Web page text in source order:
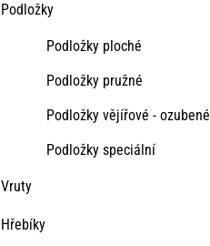
Podložky
Podložky ploché
Podložky pružné
Podložky vějířové - ozubené
Podložky speciální
Vruty
Hřebíky